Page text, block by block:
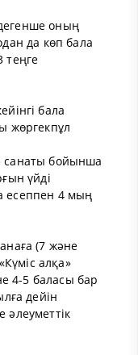
оның
да көп бала
теңге
бала
жөргекпұл
санаты бойынша
үйді
есеппен 4 мың
(7 және
алқа»
4-5 баласы бар
дейін
әлеуметтік